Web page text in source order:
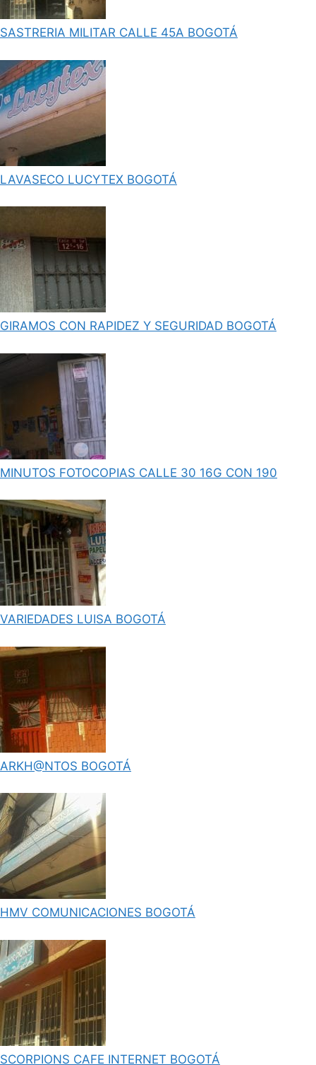
SASTRERIA MILITAR CALLE 45A BOGOTÁ
LAVASECO LUCYTEX BOGOTÁ
GIRAMOS CON RAPIDEZ Y SEGURIDAD BOGOTÁ
MINUTOS FOTOCOPIAS CALLE 30 16G CON 190
VARIEDADES LUISA BOGOTÁ
ARKH@NTOS BOGOTÁ
HMV COMUNICACIONES BOGOTÁ
SCORPIONS CAFE INTERNET BOGOTÁ